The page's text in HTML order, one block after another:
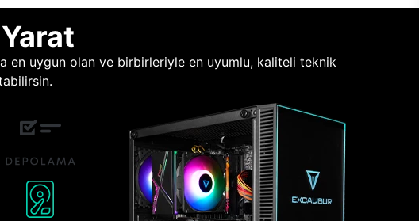
en uygun olan ve birbirleriyle en uyumlu, kaliteli teknik